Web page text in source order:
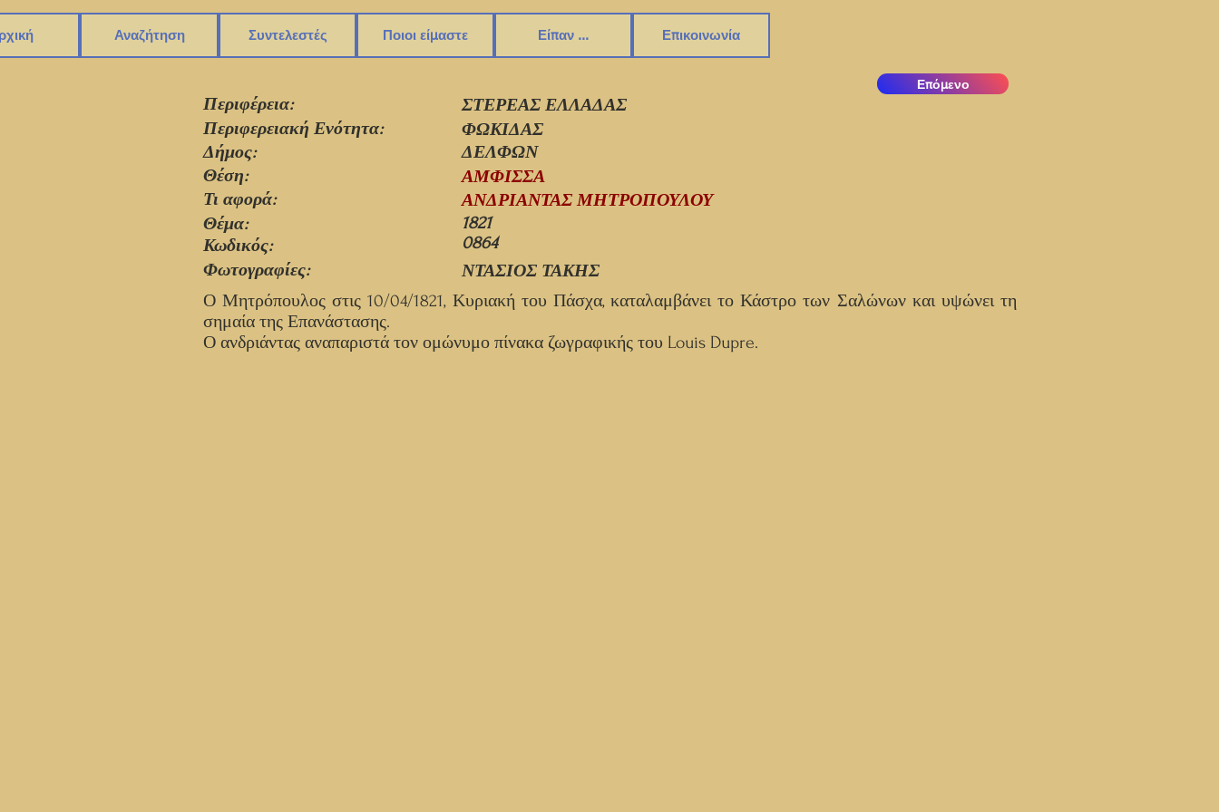
Αναζήτηση Συντελεστές Ποιοι είμαστε Είπαν ... Επικοινωνία
Επόμενο
Περιφέρεια:
Περιφερειακή Ενότητα:
Δήμος:
Θέση:
Τι αφορά:
Θέμα:
Κωδικός:
Φωτογραφίες:
ΣΤΕΡΕΑΣ ΕΛΛΑΔΑΣ
ΦΩΚΙΔΑΣ
ΔΕΛΦΩΝ
ΑΜΦΙΣΣΑ
ΑΝΔΡΙΑΝΤΑΣ ΜΗΤΡΟΠΟΥΛΟΥ
1821
0864
ΝΤΑΣΙΟΣ ΤΑΚΗΣ
Ο Μητρόπουλος στις 10/04/1821, Κυριακή του Πάσχα, καταλαμβάνει το Κάστρο των Σαλώνων και υψώνει τη
σημαία της Επανάστασης.
Ο ανδριάντας αναπαριστά τον ομώνυμο πίνακα ζωγραφικής του Louis Dupre.